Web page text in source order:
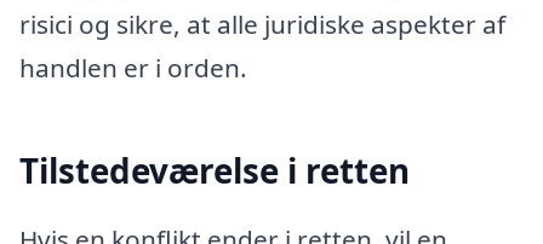
risici og sikre, at alle juridiske aspekter af
handlen er i orden.
Tilstedeværelse i retten